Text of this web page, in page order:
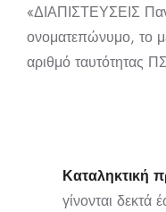
«ΔΙΑΠΙΣΤΕΥΣΕΙΣ
ονοματεπώνυμο, το
αριθμό ταυτότητας
Καταληκτική
γίνονται δεκτά